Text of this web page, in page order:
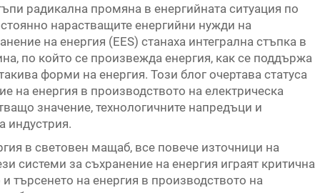
радикална промяна в енергийната ситуация по
нарастващите енергийни нужди на
на енергия (EES) станаха интегрална стъпка в
по който се произвежда енергия, как се поддържа
форми на енергия. Този блог очертава статуса
на енергия в производството на електрическа
значение, технологичните напредъци и
индустрия.
в световен мащаб, все повече източници на
системи за съхранение на енергия играят критична
търсенето на енергия в производството на